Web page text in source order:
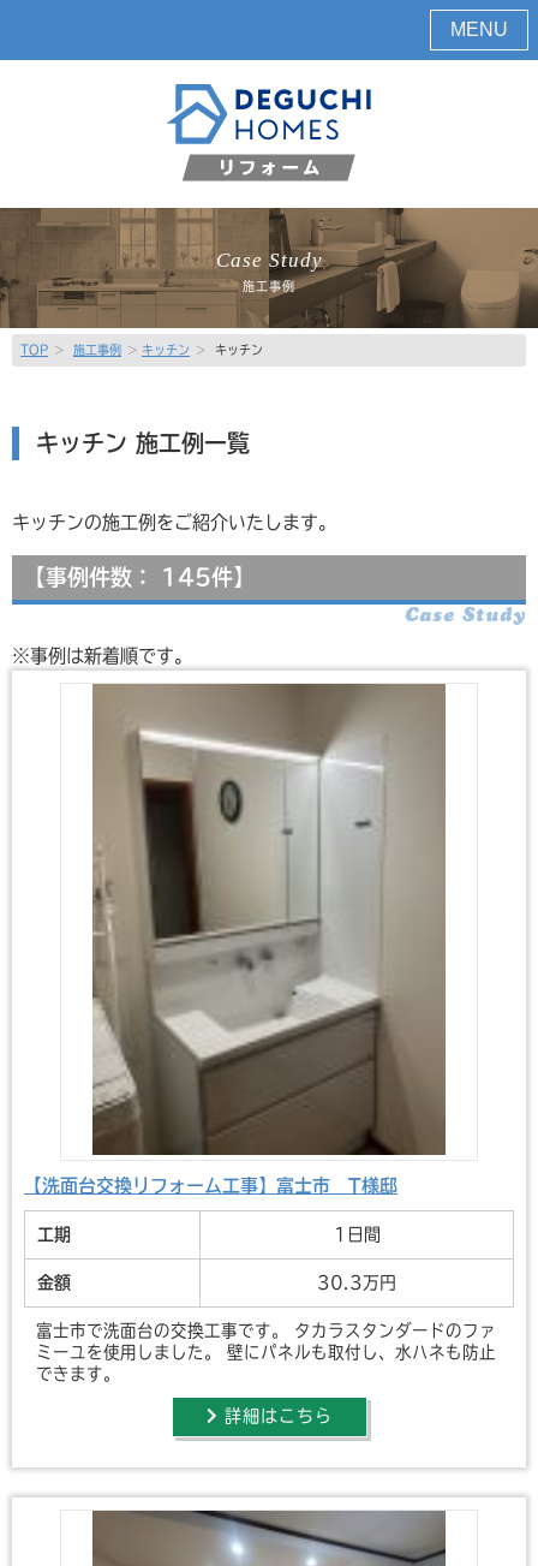
MENU
Case Study
施工事例
TOP > 施工事例 > キッチン > キッチン
キッチン 施工例一覧
キッチンの施工例をご紹介いたします。
【事例件数： 145件】
Case Study
※事例は新着順です。
【洗面台交換リフォーム工事】富士市 T様邸
工期 1日間
金額 30.3万円
富士市で洗面台の交換工事です。 タカラスタンダードのファ
ミーユを使用しました。 壁にパネルも取付し、水ハネも防止
できます。
詳細はこちら